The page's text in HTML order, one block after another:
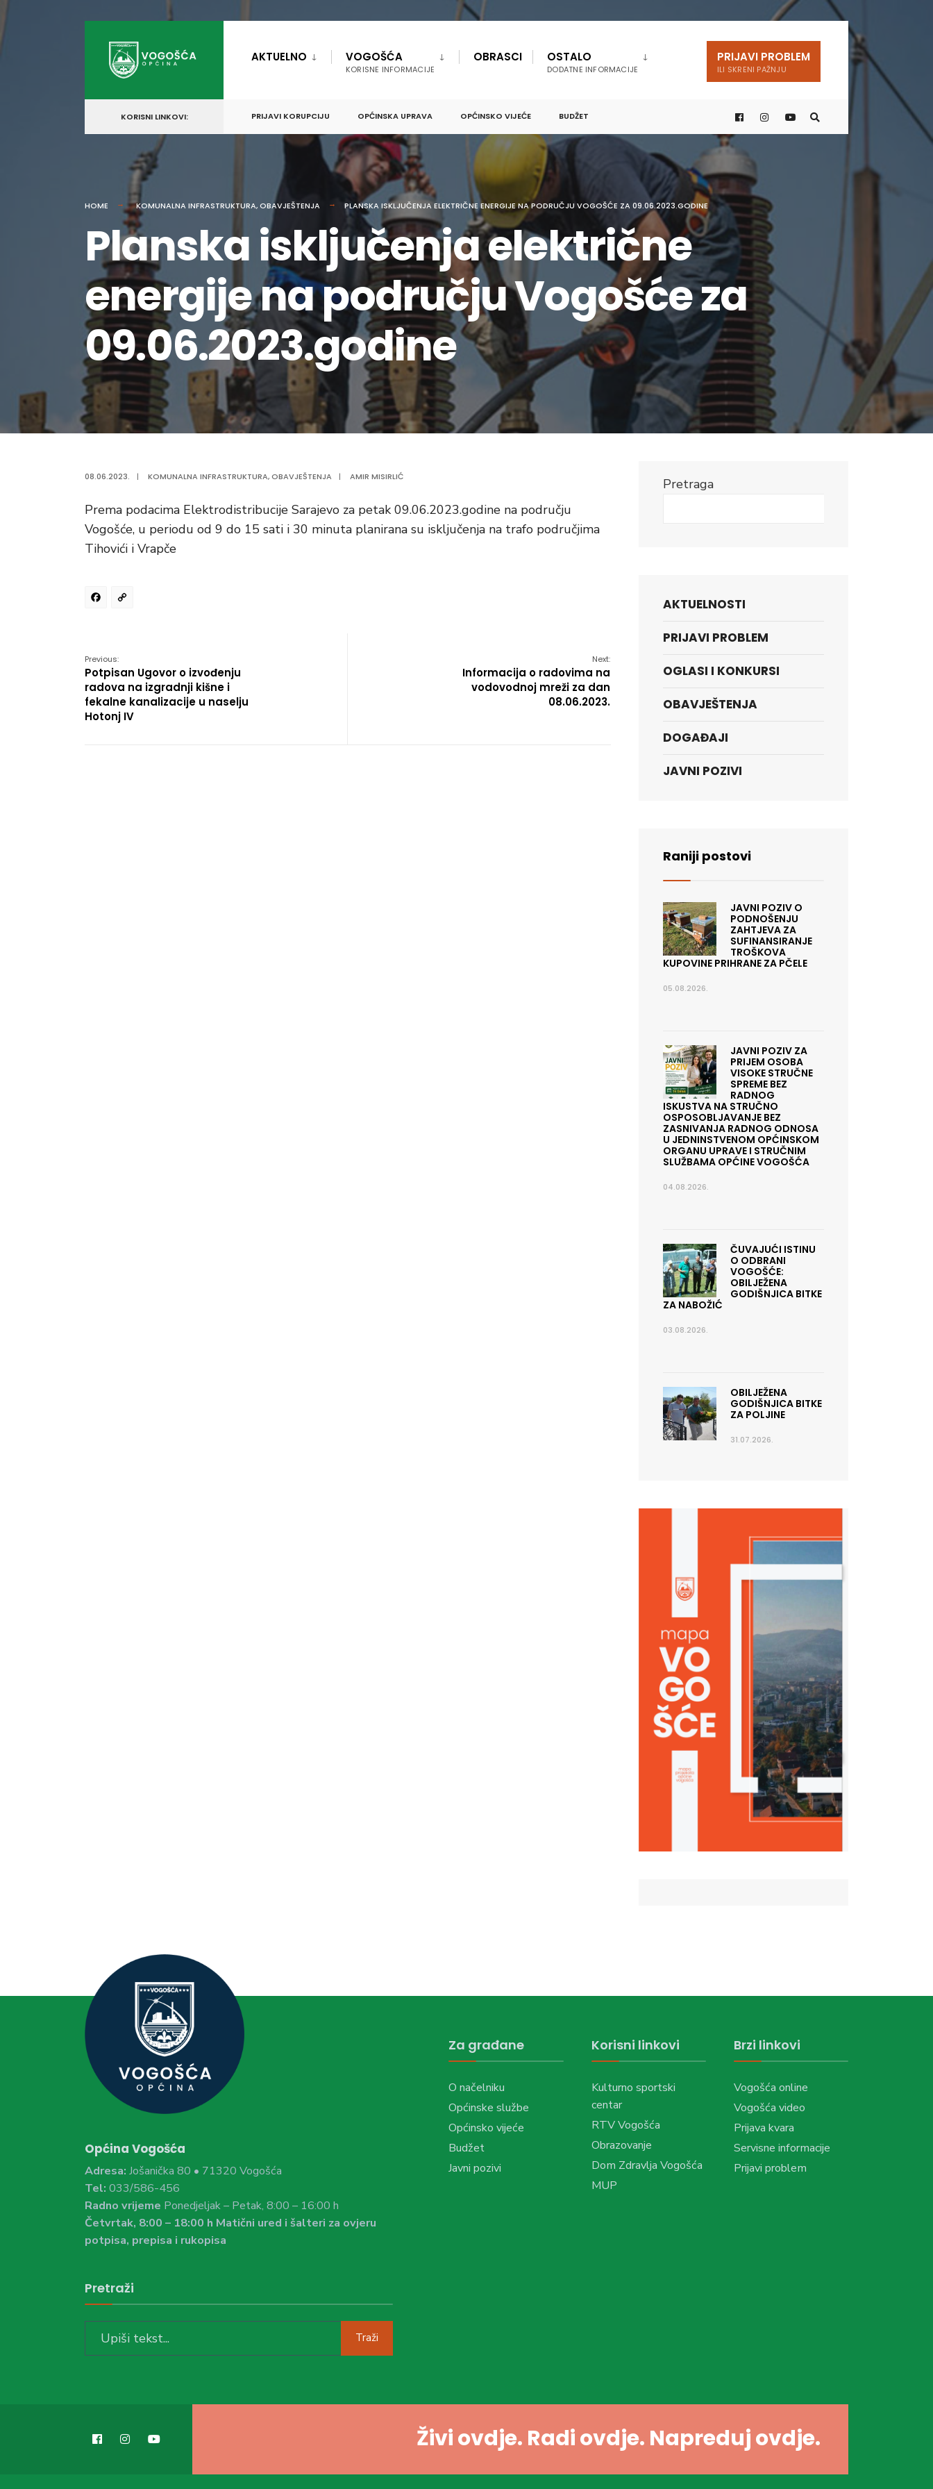
content
AKTUELNO VOGOŠĆA
KORISNE INFORMACIJE
OBRASCI OSTALO
DODATNE INFORMACIJE
PRIJAVI PROBLEM
ILI SKRENI PAŽNJU
KORISNI LINKOVI: PRIJAVI KORUPCIJU OPĆINSKA UPRAVA OPĆINSKO VIJEĆE BUDŽET
HOME KOMUNALNA INFRASTRUKTURA,OBAVJEŠTENJA PLANSKA ISKLJUČENJA ELEKTRIČNE ENERGIJE NA PODRUČJU VOGOŠĆE ZA 09.06.2023.GODINE
Planska isključenja električne
energije na području Vogošće za
09.06.2023.godine
08.06.2023. | KOMUNALNA INFRASTRUKTURA,OBAVJEŠTENJA | AMIR MISIRLIĆ
Prema podacima Elektrodistribucije Sarajevo za petak 09.06.2023.godine na području
Vogošće, u periodu od 9 do 15 sati i 30 minuta planirana su isključenja na trafo područjima
Tihovići i Vrapče
Facebook
Previous:
Potpisan Ugovor o izvođenju
radova na izgradnji kišne i
fekalne kanalizacije u naselju
Hotonj IV
Next:
Informacija o radovima na
vodovodnoj mreži za dan
08.06.2023.
Pretraga
AKTUELNOSTI
PRIJAVI PROBLEM
OGLASI I KONKURSI
OBAVJEŠTENJA
DOGAĐAJI
JAVNI POZIVI
Raniji postovi
JAVNI POZIV O
PODNOŠENJU
ZAHTJEVA ZA
SUFINANSIRANJE
TROŠKOVA
KUPOVINE PRIHRANE ZA PČELE
05.08.2026.
JAVNI POZIV ZA
PRIJEM OSOBA
VISOKE STRUČNE
SPREME BEZ
RADNOG
ISKUSTVA NA STRUČNO
OSPOSOBLJAVANJE BEZ
ZASNIVANJA RADNOG ODNOSA
U JEDNINSTVENOM OPĆINSKOM
ORGANU UPRAVE I STRUČNIM
SLUŽBAMA OPĆINE VOGOŠĆA
04.08.2026.
ČUVAJUĆI ISTINU
O ODBRANI
VOGOŠĆE:
OBILJEŽENA
GODIŠNJICA BITKE
ZA NABOŽIĆ
03.08.2026.
OBILJEŽENA
GODIŠNJICA BITKE
ZA POLJINE
31.07.2026.
Općina Vogošća
Adresa: Jošanička 80 • 71320 Vogošća
Tel: 033/586-456
Radno vrijeme Ponedjeljak – Petak, 8:00 – 16:00 h
Četvrtak, 8:00 – 18:00 h Matični ured i šalteri za ovjeru
potpisa, prepisa i rukopisa
Pretraži
Traži
Za građane
O načelniku
Općinske službe
Općinsko vijeće
Budžet
Javni pozivi
Korisni linkovi
Kulturno sportski
centar
RTV Vogošća
Obrazovanje
Dom Zdravlja Vogošća
MUP
Brzi linkovi
Vogošća online
Vogošća video
Prijava kvara
Servisne informacije
Prijavi problem
Živi ovdje. Radi ovdje. Napreduj ovdje.